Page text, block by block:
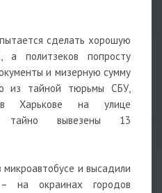
сделать хорошую
политзеков попросту
и мизерную сумму
из тайной тюрьмы СБУ,
Харькове на улице
тайно вывезены 13
и высадили
на окраинах городов